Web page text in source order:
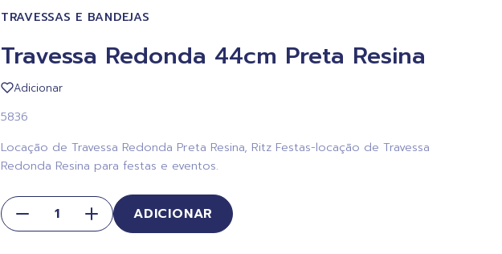
TRAVESSAS E BANDEJAS
Travessa Redonda 44cm Preta Resina
Adicionar
5836
Locação de Travessa Redonda Preta Resina, Ritz Festas-locação de Travessa
Redonda Resina para festas e eventos.
ADICIONAR